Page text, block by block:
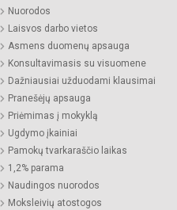
Nuorodos
Laisvos darbo vietos
Asmens duomenų apsauga
Konsultavimasis su visuomene
Dažniausiai užduodami klausimai
Pranešėjų apsauga
Priėmimas į mokyklą
Ugdymo įkainiai
Pamokų tvarkaraščio laikas
1,2% parama
Naudingos nuorodos
Moksleivių atostogos